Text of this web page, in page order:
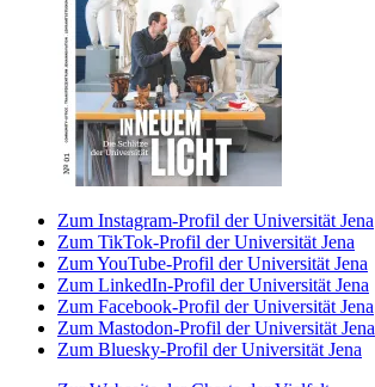
Zum Instagram-Profil der Universität Jena
Zum TikTok-Profil der Universität Jena
Zum YouTube-Profil der Universität Jena
Zum LinkedIn-Profil der Universität Jena
Zum Facebook-Profil der Universität Jena
Zum Mastodon-Profil der Universität Jena
Zum Bluesky-Profil der Universität Jena